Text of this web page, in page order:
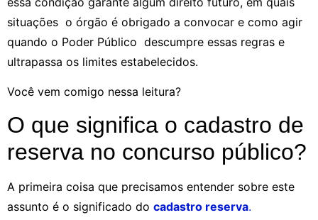
situações o órgão é obrigado a convocar e como agir
quando o Poder Público descumpre essas regras e
ultrapassa os limites estabelecidos.
Você vem comigo nessa leitura?
O que significa o cadastro de
reserva no concurso público?
A primeira coisa que precisamos entender sobre este
assunto é o significado do cadastro reserva.